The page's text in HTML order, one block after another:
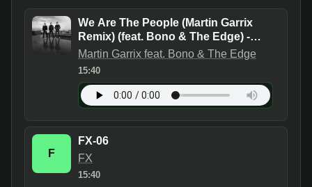
We Are The People (Martin Garrix
Remix) (feat. Bono & The Edge) -
Official UEFA EURO 2020 Song
Martin Garrix feat. Bono & The Edge
15:40
F
FX-06
FX
15:40